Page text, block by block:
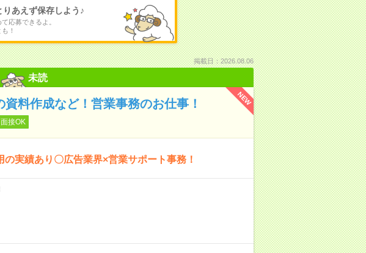
りあえず保存しよう♪
応募できるよ。
！
掲載日：2026.08.06
未読
NEW
料作成など！営業事務のお仕事！
接OK
の実績あり〇広告業界×営業サポート事務！